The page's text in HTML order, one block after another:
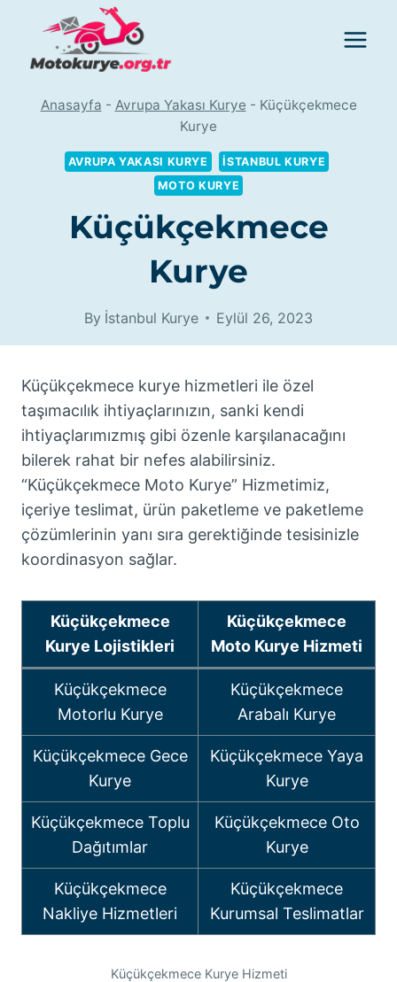
content
Anasayfa - Avrupa Yakası Kurye - Küçükçekmece
Kurye
AVRUPA YAKASI KURYE
İSTANBUL KURYE
MOTO KURYE
Küçükçekmece
Kurye
By İstanbul Kurye Eylül 26, 2023
Küçükçekmece kurye hizmetleri ile özel
taşımacılık ihtiyaçlarınızın, sanki kendi
ihtiyaçlarımızmış gibi özenle karşılanacağını
bilerek rahat bir nefes alabilirsiniz.
“Küçükçekmece Moto Kurye” Hizmetimiz,
içeriye teslimat, ürün paketleme ve paketleme
çözümlerinin yanı sıra gerektiğinde tesisinizle
koordinasyon sağlar.
Küçükçekmece
Kurye Lojistikleri
Küçükçekmece
Moto Kurye Hizmeti
Küçükçekmece
Motorlu Kurye
Küçükçekmece
Arabalı Kurye
Küçükçekmece Gece
Kurye
Küçükçekmece Yaya
Kurye
Küçükçekmece Toplu
Dağıtımlar
Küçükçekmece Oto
Kurye
Küçükçekmece
Nakliye Hizmetleri
Küçükçekmece
Kurumsal Teslimatlar
Küçükçekmece Kurye Hizmeti